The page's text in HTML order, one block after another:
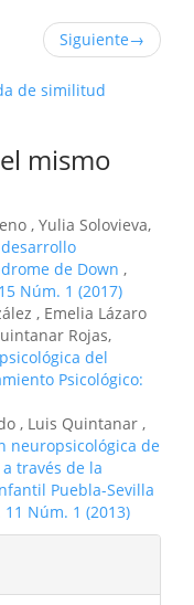
Siguiente→
de similitud
mismo
, Yulia Solovieva,
de Down ,
Núm. 1 (2017)
, Emelia Lázaro
Rojas,
del
Psicológico:
, Luis Quintanar ,
neuropsicológica de
través de la
Puebla-Sevilla
Núm. 1 (2013)